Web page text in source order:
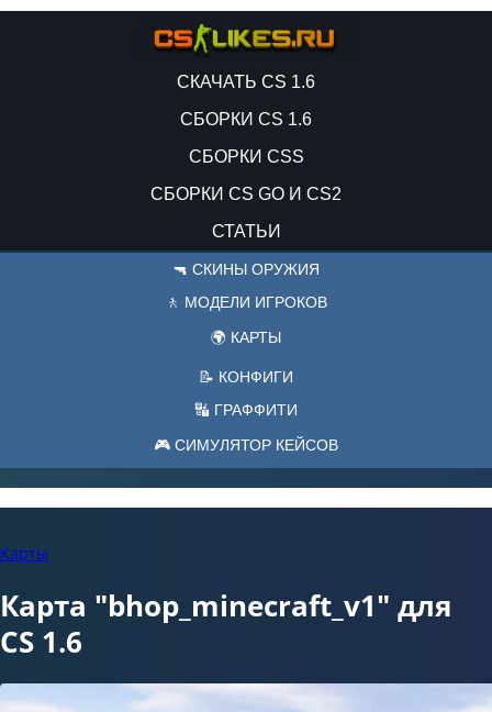
СКАЧАТЬ CS 1.6
СБОРКИ CS 1.6
СБОРКИ CSS
СБОРКИ CS GO И CS2
СТАТЬИ
🔫 СКИНЫ ОРУЖИЯ
🚶 МОДЕЛИ ИГРОКОВ
🌍 КАРТЫ
📝 КОНФИГИ
🔣 ГРАФФИТИ
🎮 СИМУЛЯТОР КЕЙСОВ
Карты
Карта "bhop_minecraft_v1" для
CS 1.6